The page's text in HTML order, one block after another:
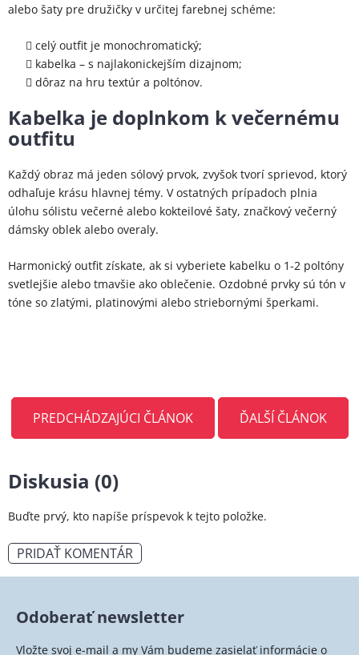
alebo šaty pre družičky v určitej farebnej schéme:
celý outfit je monochromatický;
kabelka – s najlakonickejším dizajnom;
dôraz na hru textúr a poltónov.
Kabelka je doplnkom k večernému
outfitu
Každý obraz má jeden sólový prvok, zvyšok tvorí sprievod, ktorý
odhaľuje krásu hlavnej témy. V ostatných prípadoch plnia
úlohu sólistu večerné alebo kokteilové šaty, značkový večerný
dámsky oblek alebo overaly.
Harmonický outfit získate, ak si vyberiete kabelku o 1-2 poltóny
svetlejšie alebo tmavšie ako oblečenie. Ozdobné prvky sú tón v
tóne so zlatými, platinovými alebo striebornými šperkami.
PREDCHÁDZAJÚCI ČLÁNOK ĎALŠÍ ČLÁNOK
Diskusia (0)
Buďte prvý, kto napíše príspevok k tejto položke.
PRIDAŤ KOMENTÁR
Odoberať newsletter
Vložte svoj e-mail a my Vám budeme zasielať informácie o